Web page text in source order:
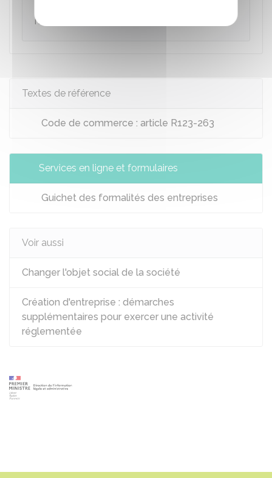
modification statutaire.
Textes de référence
Code de commerce : article R123-263
Services en ligne et formulaires
Guichet des formalités des entreprises
Voir aussi
Changer l'objet social de la société
Création d'entreprise : démarches
supplémentaires pour exercer une activité
réglementée